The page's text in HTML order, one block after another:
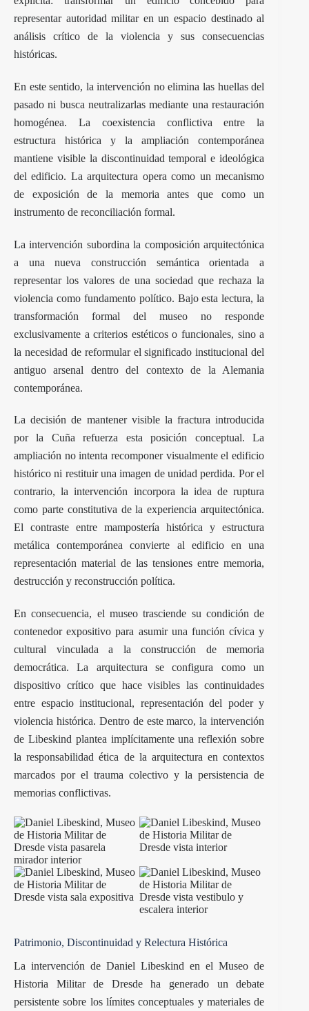
representar autoridad militar en un espacio destinado al
análisis crítico de la violencia y sus consecuencias
históricas.
En este sentido, la intervención no elimina las huellas del
pasado ni busca neutralizarlas mediante una restauración
homogénea. La coexistencia conflictiva entre la
estructura histórica y la ampliación contemporánea
mantiene visible la discontinuidad temporal e ideológica
del edificio. La arquitectura opera como un mecanismo
de exposición de la memoria antes que como un
instrumento de reconciliación formal.
La intervención subordina la composición arquitectónica
a una nueva construcción semántica orientada a
representar los valores de una sociedad que rechaza la
violencia como fundamento político. Bajo esta lectura, la
transformación formal del museo no responde
exclusivamente a criterios estéticos o funcionales, sino a
la necesidad de reformular el significado institucional del
antiguo arsenal dentro del contexto de la Alemania
contemporánea.
La decisión de mantener visible la fractura introducida
por la Cuña refuerza esta posición conceptual. La
ampliación no intenta recomponer visualmente el edificio
histórico ni restituir una imagen de unidad perdida. Por el
contrario, la intervención incorpora la idea de ruptura
como parte constitutiva de la experiencia arquitectónica.
El contraste entre mampostería histórica y estructura
metálica contemporánea convierte al edificio en una
representación material de las tensiones entre memoria,
destrucción y reconstrucción política.
En consecuencia, el museo trasciende su condición de
contenedor expositivo para asumir una función cívica y
cultural vinculada a la construcción de memoria
democrática. La arquitectura se configura como un
dispositivo crítico que hace visibles las continuidades
entre espacio institucional, representación del poder y
violencia histórica. Dentro de este marco, la intervención
de Libeskind plantea implícitamente una reflexión sobre
la responsabilidad ética de la arquitectura en contextos
marcados por el trauma colectivo y la persistencia de
memorias conflictivas.
Patrimonio, Discontinuidad y Relectura Histórica
La intervención de Daniel Libeskind en el Museo de
Historia Militar de Dresde ha generado un debate
persistente sobre los límites conceptuales y materiales de